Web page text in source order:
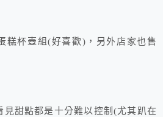
糕杯壺組(好喜歡)，另外店家也售
見甜點都是十分難以控制(尤其趴在